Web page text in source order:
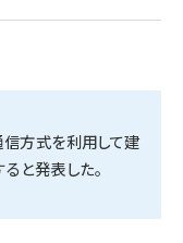
方式を利用して建
と発表した。